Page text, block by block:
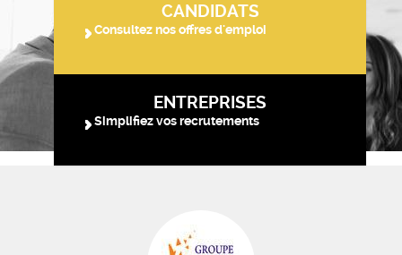
CANDIDATS
Consultez nos offres d'emploi
ENTREPRISES
Simplifiez vos recrutements